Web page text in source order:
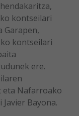
kontseilari
Garapen,
kontseilari
ere.
eta Nafarroako
Bayona.